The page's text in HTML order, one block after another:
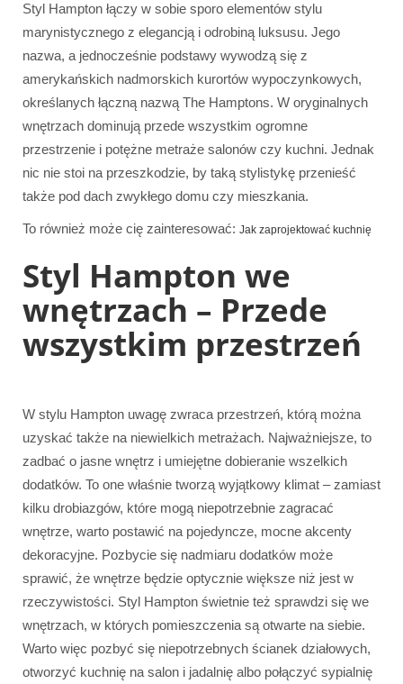
Styl Hampton łączy w sobie sporo elementów stylu
marynistycznego z elegancją i odrobiną luksusu. Jego
nazwa, a jednocześnie podstawy wywodzą się z
amerykańskich nadmorskich kurortów wypoczynkowych,
określanych łączną nazwą The Hamptons. W oryginalnych
wnętrzach dominują przede wszystkim ogromne
przestrzenie i potężne metraże salonów czy kuchni. Jednak
nic nie stoi na przeszkodzie, by taką stylistykę przenieść
także pod dach zwykłego domu czy mieszkania.
To również może cię zainteresować: Jak zaprojektować kuchnię
Styl Hampton we
wnętrzach – Przede
wszystkim przestrzeń
W stylu Hampton uwagę zwraca przestrzeń, którą można
uzyskać także na niewielkich metrażach. Najważniejsze, to
zadbać o jasne wnętrz i umiejętne dobieranie wszelkich
dodatków. To one właśnie tworzą wyjątkowy klimat – zamiast
kilku drobiazgów, które mogą niepotrzebnie zagracać
wnętrze, warto postawić na pojedyncze, mocne akcenty
dekoracyjne. Pozbycie się nadmiaru dodatków może
sprawić, że wnętrze będzie optycznie większe niż jest w
rzeczywistości. Styl Hampton świetnie też sprawdzi się we
wnętrzach, w których pomieszczenia są otwarte na siebie.
Warto więc pozbyć się niepotrzebnych ścianek działowych,
otworzyć kuchnię na salon i jadalnię albo połączyć sypialnię